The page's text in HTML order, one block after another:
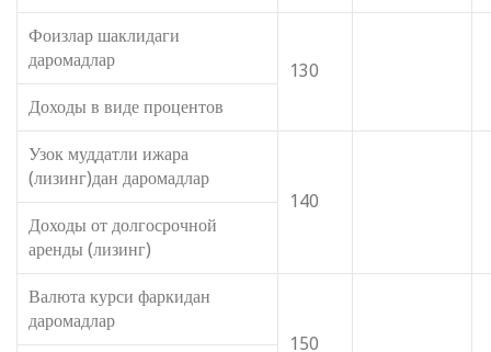
Фоизлар шаклидаги
даромадлар
130
Доходы в виде процентов
Узок муддатли ижара
(лизинг)дан даромадлар
140
Доходы от долгосрочной
аренды (лизинг)
Валюта курси фаркидан
даромадлар
150